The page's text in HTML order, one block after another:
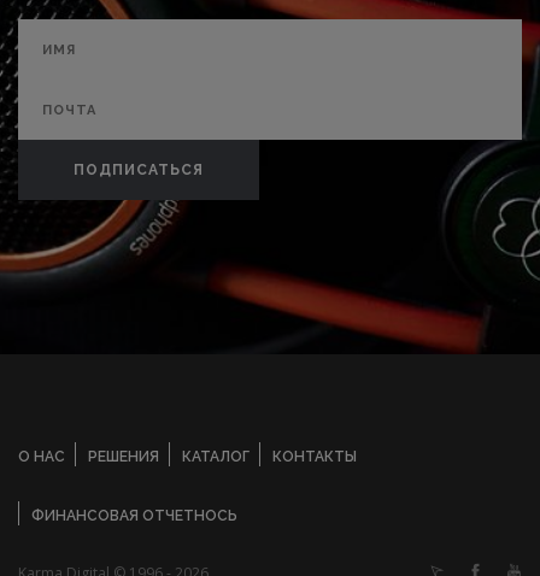
ПОДПИСАТЬСЯ
О НАС РЕШЕНИЯ КАТАЛОГ КОНТАКТЫ
ФИНАНСОВАЯ ОТЧЕТНОСЬ